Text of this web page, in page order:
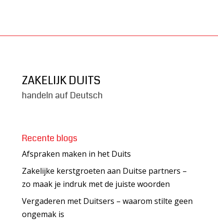
ZAKELIJK DUITS
handeln auf Deutsch
Recente blogs
Afspraken maken in het Duits
Zakelijke kerstgroeten aan Duitse partners –
zo maak je indruk met de juiste woorden
Vergaderen met Duitsers – waarom stilte geen
ongemak is